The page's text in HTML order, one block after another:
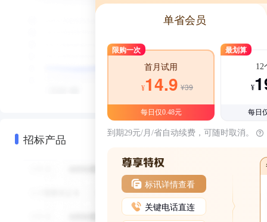
招标产品
单省会员
限购一次
首月试用
¥14.9 ¥39
每日仅0.48元
最划算
12
¥
每日
到期29元/月/省自动续费，可随时取消。
标讯详情查看
关键电话直连